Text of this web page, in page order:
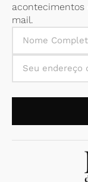
mail.